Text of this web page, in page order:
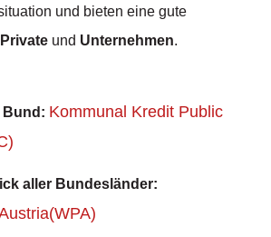
und bieten eine gute
und Unternehmen.
Bund: Kommunal Kredit Public
aller Bundesländer: